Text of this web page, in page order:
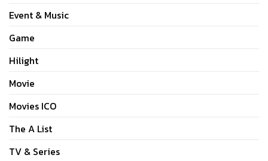
Event & Music
Game
Hilight
Movie
Movies ICO
The A List
TV & Series